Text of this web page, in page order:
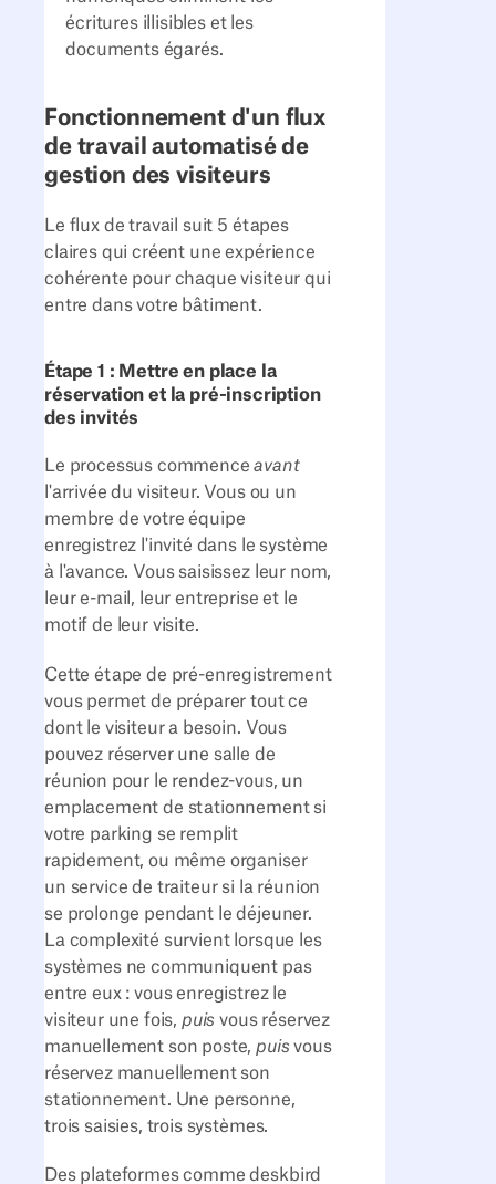
écritures illisibles et les
documents égarés.
Fonctionnement d'un flux
de travail automatisé de
gestion des visiteurs
Le flux de travail suit 5 étapes
claires qui créent une expérience
cohérente pour chaque visiteur qui
entre dans votre bâtiment.
Étape 1 : Mettre en place la
réservation et la pré-inscription
des invités
Le processus commenceavant
l'arrivée du visiteur. Vous ou un
membre de votre équipe
enregistrez l'invité dans le système
à l'avance. Vous saisissez leur nom,
leur e-mail, leur entreprise et le
motif de leur visite.
Cette étape de pré-enregistrement
vous permet de préparer tout ce
dont le visiteur a besoin. Vous
pouvez réserver une salle de
réunion pour le rendez-vous, un
emplacement de stationnement si
votre parking se remplit
rapidement, ou même organiser
un service de traiteur si la réunion
se prolonge pendant le déjeuner.
La complexité survient lorsque les
systèmes ne communiquent pas
entre eux : vous enregistrez le
visiteur une fois, puis vous réservez
manuellement son poste, puis vous
réservez manuellement son
stationnement. Une personne,
trois saisies, trois systèmes.
Des plateformes comme deskbird